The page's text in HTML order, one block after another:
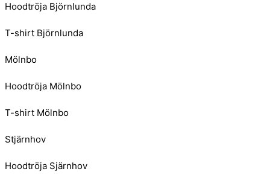
Hoodtröja Björnlunda
T-shirt Björnlunda
Mölnbo
Hoodtröja Mölnbo
T-shirt Mölnbo
Stjärnhov
Hoodtröja Sjärnhov